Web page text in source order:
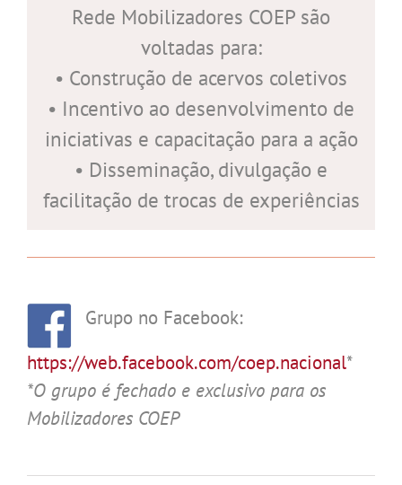
Rede Mobilizadores COEP são
voltadas para:
• Construção de acervos coletivos
• Incentivo ao desenvolvimento de
iniciativas e capacitação para a ação
• Disseminação, divulgação e
facilitação de trocas de experiências
Grupo no Facebook:
https://web.facebook.com/coep.nacional*
*O grupo é fechado e exclusivo para os
Mobilizadores COEP